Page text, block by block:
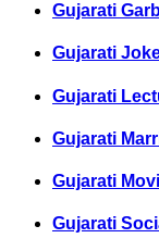
Gujarati
Gujarati
Gujarati
Gujarati
Gujarati
Gujarati